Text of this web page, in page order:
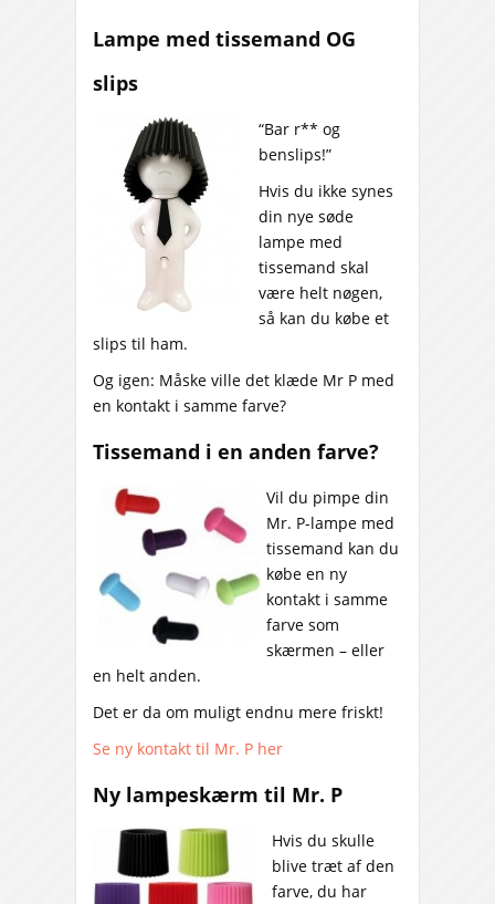
Lampe med tissemand OG
slips
“Bar r** og
benslips!”
Hvis du ikke synes
din nye søde
lampe med
tissemand skal
være helt nøgen,
så kan du købe et
slips til ham.
Og igen: Måske ville det klæde Mr P med
en kontakt i samme farve?
Tissemand i en anden farve?
Vil du pimpe din
Mr. P-lampe med
tissemand kan du
købe en ny
kontakt i samme
farve som
skærmen – eller
en helt anden.
Det er da om muligt endnu mere friskt!
Se ny kontakt til Mr. P her
Ny lampeskærm til Mr. P
Hvis du skulle
blive træt af den
farve, du har